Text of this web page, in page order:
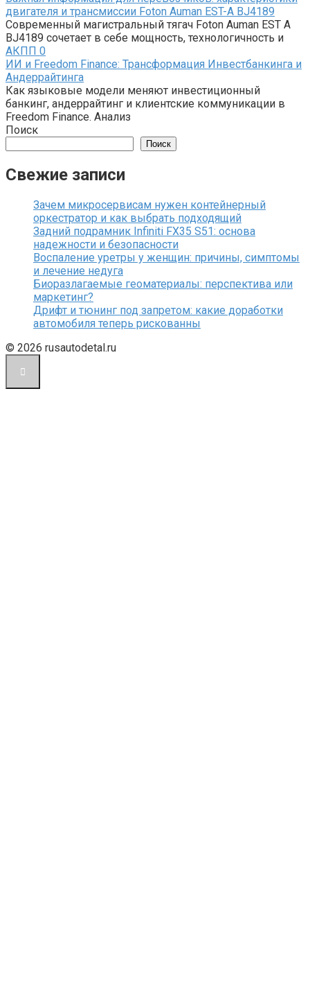
двигателя и трансмиссии Foton Auman EST-A BJ4189
Современный магистральный тягач Foton Auman EST A
BJ4189 сочетает в себе мощность, технологичность и
АКПП 0
ИИ и Freedom Finance: Трансформация Инвестбанкинга и
Андеррайтинга
Как языковые модели меняют инвестиционный
банкинг, андеррайтинг и клиентские коммуникации в
Freedom Finance. Анализ
Поиск
Поиск
Свежие записи
Зачем микросервисам нужен контейнерный
оркестратор и как выбрать подходящий
Задний подрамник Infiniti FX35 S51: основа
надежности и безопасности
Воспаление уретры у женщин: причины, симптомы
и лечение недуга
Биоразлагаемые геоматериалы: перспектива или
маркетинг?
Дрифт и тюнинг под запретом: какие доработки
автомобиля теперь рискованны
© 2026 rusautodetal.ru